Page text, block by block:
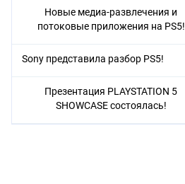
Новые медиа-развлечения и
потоковые приложения на PS5!
Sony представила разбор PS5!
Презентация PLAYSTATION 5
SHOWCASE состоялась!